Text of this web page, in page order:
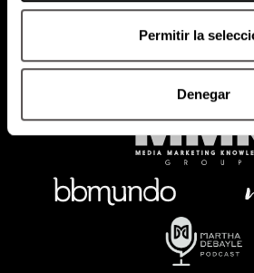
Permitir la
Denegar